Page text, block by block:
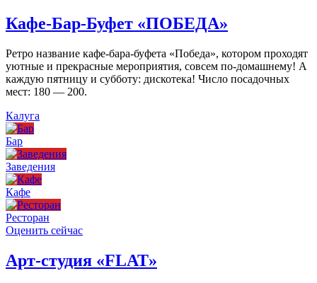
Кафе-Бар-Буфет «ПОБЕДА»
Ретро название кафе-бара-буфета «Победа», котором проходят
уютные и прекрасные мероприятия, совсем по-домашнему! А
каждую пятницу и субботу: дискотека! Число посадочных
мест: 180 — 200.
Калуга
Бар
Заведения
Кафе
Ресторан
Оценить сейчас
Арт-студия «FLAT»